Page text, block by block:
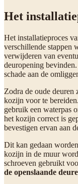
Het
Het installatieproces
verschillende stappen
verwijderen van
deuropening
schade aan de
Zodra de oude
kozijn voor te
gebruik een waterpas
het kozijn correct is
bevestigen ervan aan
Dit kan gedaan
kozijn in de muur
schroeven gebruikt
de openslaande